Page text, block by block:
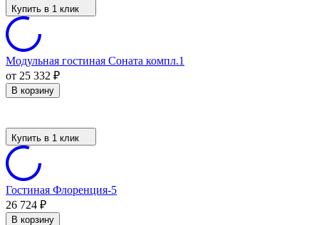
Купить в 1 клик
Модульная гостиная Соната компл.1
от 25 332 ₽
В корзину
Купить в 1 клик
Гостиная Флоренция-5
26 724 ₽
В корзину